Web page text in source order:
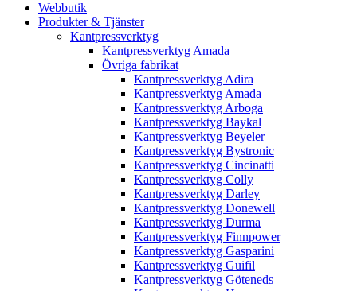
Webbutik
Produkter & Tjänster
Kantpressverktyg
Kantpressverktyg Amada
Övriga fabrikat
Kantpressverktyg Adira
Kantpressverktyg Amada
Kantpressverktyg Arboga
Kantpressverktyg Baykal
Kantpressverktyg Beyeler
Kantpressverktyg Bystronic
Kantpressverktyg Cincinatti
Kantpressverktyg Colly
Kantpressverktyg Darley
Kantpressverktyg Donewell
Kantpressverktyg Durma
Kantpressverktyg Finnpower
Kantpressverktyg Gasparini
Kantpressverktyg Guifil
Kantpressverktyg Göteneds